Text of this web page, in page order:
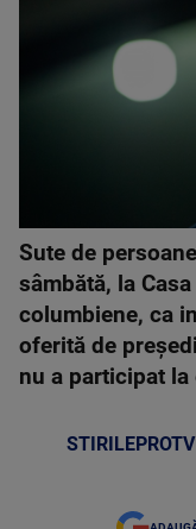
Sute de
sâmbătă, la
columbiene, ca
oferită de
nu a participat la
STIRILEPROTV